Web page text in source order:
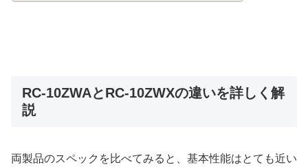
RC-10ZWAとRC-10ZWXの違いを詳しく解
説
両製品のスペックを比べてみると、基本性能はとても近い